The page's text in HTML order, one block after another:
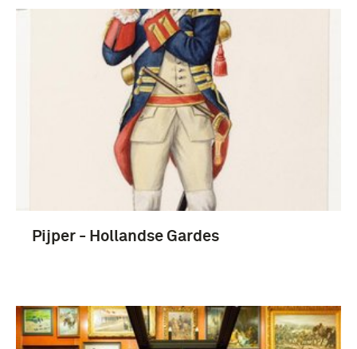
infanterie (21)
Marinierskapel der Koninklijke Marine (9)
Koninklijke Landmacht (1813/1814-heden) (7)
grenadier (Wapen der Infanterie) (4)
Nederland (10)
Pijper - Hollandse Gardes